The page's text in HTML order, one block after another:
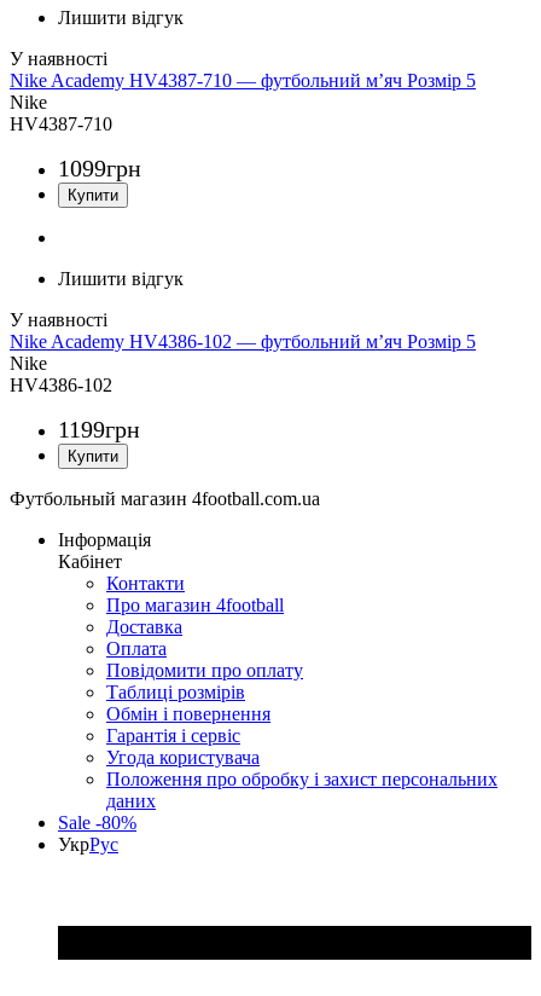
Лишити відгук
Nike Academy HV4387-710 — футбольний м’яч Розмір 5
Nike
HV4387-710
1099грн
Лишити відгук
Nike Academy HV4386-102 — футбольний м’яч Розмір 5
Nike
HV4386-102
1199грн
Футбольный магазин 4football.com.ua
Інформація
Кабінет
Контакти
Про магазин 4football
Доставка
Оплата
Повідомити про оплату
Таблиці розмірів
Обмін і повернення
Гарантія і сервіс
Угода користувача
Положення про обробку і захист персональних
даних
Sale -80%
УкрРус